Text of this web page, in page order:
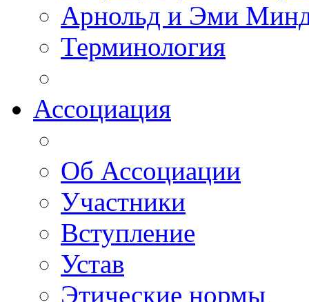
Арнольд и Эми
Терминология
Ассоциация
Об Ассоциации
Участники
Вступление
Устав
Этические нормы